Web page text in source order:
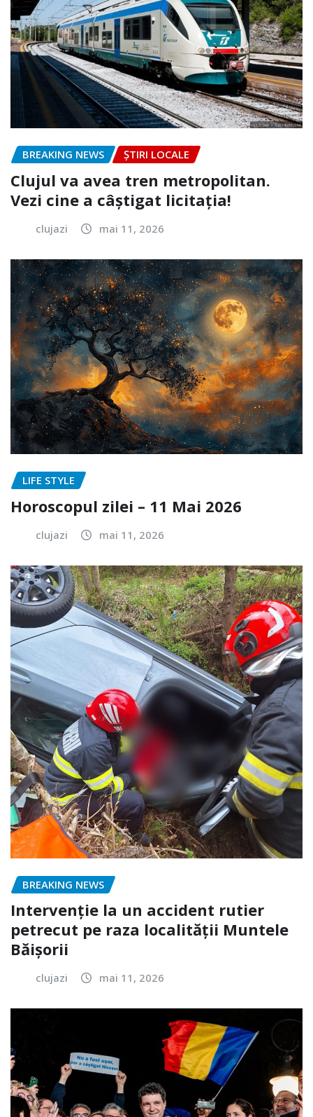
BREAKING NEWS ȘTIRI LOCALE
Clujul va avea tren metropolitan.
Vezi cine a câștigat licitația!
clujazi mai 11, 2026
LIFE STYLE
Horoscopul zilei – 11 Mai 2026
clujazi mai 11, 2026
BREAKING NEWS
Intervenție la un accident rutier
petrecut pe raza localității Muntele
Băișorii
clujazi mai 11, 2026